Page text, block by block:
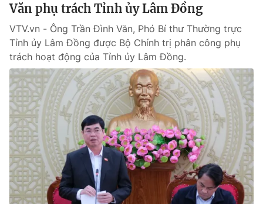
Văn phụ trách Tỉnh ủy Lâm Đồng
VTV.vn - Ông Trần Đình Văn, Phó Bí thư Thường trực
Tỉnh ủy Lâm Đồng được Bộ Chính trị phân công phụ
trách hoạt động của Tỉnh ủy Lâm Đồng.